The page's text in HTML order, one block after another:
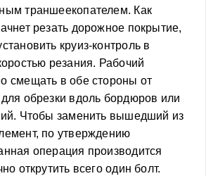
траншеекопателем. Как
резать дорожное покрытие,
круиз-контроль в
резания. Рабочий
смещать в обе стороны от
обрезки вдоль бордюров или
Чтобы заменить вышедший из
по утверждению
операция производится
открутить всего один болт.